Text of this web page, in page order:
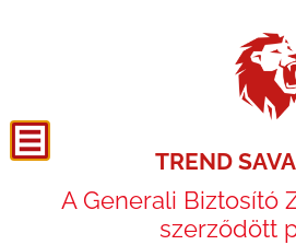
TREND
A Generali Biztosító
szerződött